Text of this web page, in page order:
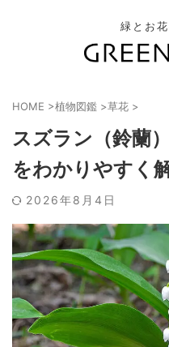
緑とお
HOME >植物図鑑 >草花 >
スズラン（鈴蘭
をわかりやすく
2026年8月4日